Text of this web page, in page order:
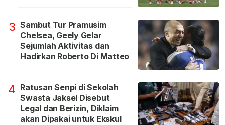
3 Sambut Tur Pramusim
Chelsea, Geely Gelar
Sejumlah Aktivitas dan
Hadirkan Roberto Di Matteo
4 Ratusan Senpi di Sekolah
Swasta Jaksel Disebut
Legal dan Berizin, Diklaim
akan Dipakai untuk Ekskul